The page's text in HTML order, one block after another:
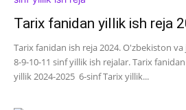
Tarix fanidan yillik ish reja
Tarix fanidan ish reja 2024. O'zbekiston
8-9-10-11 sinf yillik ish rejalar. Tarix
yillik 2024-2025 6-sinf Tarix yillik...